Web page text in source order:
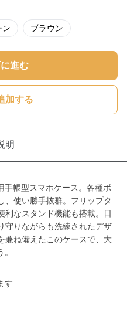
ン ブラウン
進む
加する
明
手帳型スマホケース。各種ボ
、使い勝手抜群。フリップタ
利なスタンド機能も搭載。日
守りながらも洗練されたデザ
兼ね備えたこのケースで、大
す